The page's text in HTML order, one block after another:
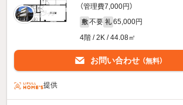
（管理費7,000円）
敷 不要 礼 65,000円
4階 / 2K / 44.08㎡
お問い合わせ （無料）
提供